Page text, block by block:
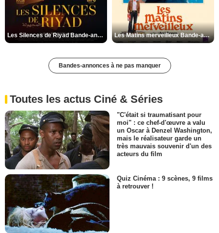
Les Silences de Riyad Bande-annonce VO STFR Les Matins merveilleux Bande-annonce VF
Bandes-annonces à ne pas manquer
Toutes les actus Ciné & Séries
"C'était si traumatisant pour
moi" : ce chef-d'œuvre a valu
un Oscar à Denzel Washington,
mais le réalisateur garde un
très mauvais souvenir d'un des
acteurs du film
Quiz Cinéma : 9 scènes, 9 films
à retrouver !